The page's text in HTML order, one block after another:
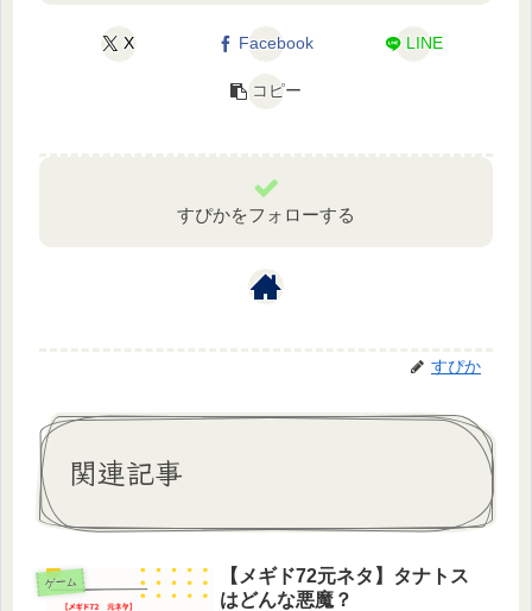
X Facebook LINE
コピー
すぴかをフォローする
すぴか
関連記事
ゲーム
【メギド72元ネタ】タナトス
はどんな悪魔？